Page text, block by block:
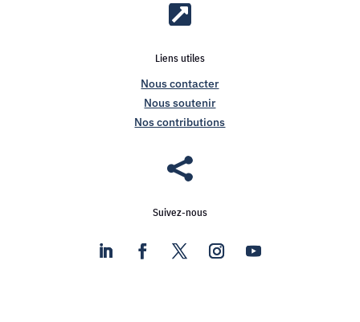

Liens utiles
Nous contacter
Nous soutenir
Nos contributions

Suivez-nous